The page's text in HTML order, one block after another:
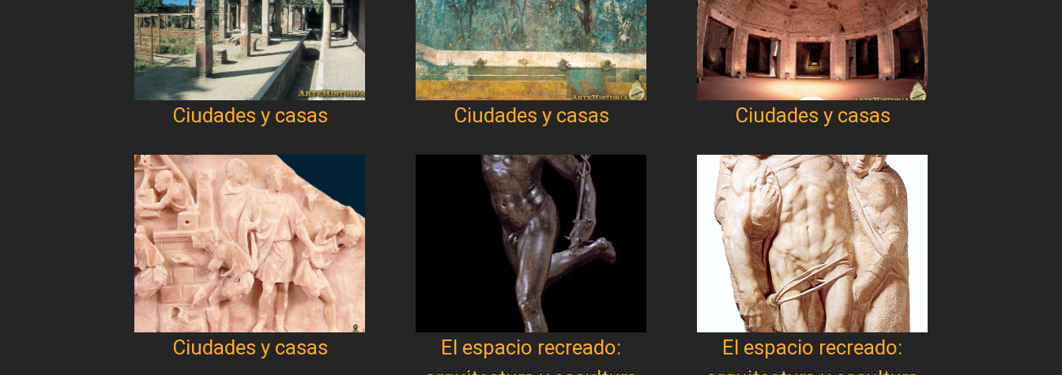
Ciudades y casas Ciudades y casas Ciudades y casas
Ciudades y casas
El espacio recreado:
El espacio recreado: